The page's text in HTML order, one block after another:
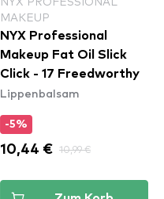
MAKEUP
NYX Professional
Makeup Fat Oil Slick
Click - 17 Freedworthy
Lippenbalsam
-5%
10,44 € 10,99 €